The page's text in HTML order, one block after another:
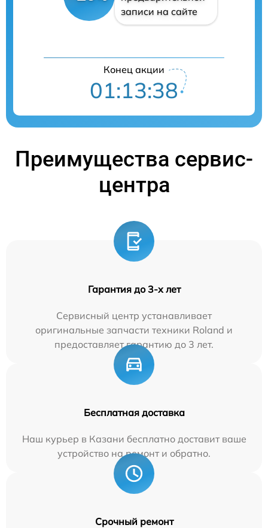
записи на сайте
Конец акции
01:13:37
Преимущества сервис-
центра
Гарантия до 3-х лет
Сервисный центр устанавливает
оригинальные запчасти техники Roland и
предоставляет гарантию до 3 лет.
Бесплатная доставка
Наш курьер в Казани бесплатно доставит ваше
устройство на ремонт и обратно.
Срочный ремонт